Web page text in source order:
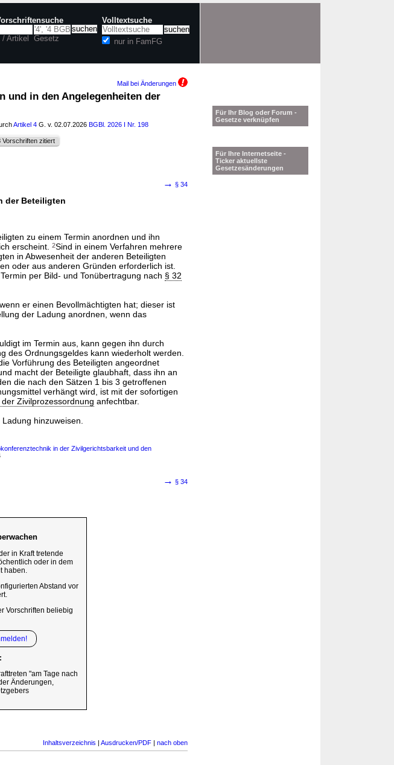
/ Artikel Gesetz
Volltextsuche
nur in FamFG
Mail bei Änderungen
und in den Angelegenheiten der
Artikel 4 G. v. 02.07.2026 BGBl. 2026 I Nr. 198
Vorschriften zitiert
→ § 34
der Beteiligten
zu einem Termin anordnen und ihn
erscheint.
2Sind in einem Verfahren mehrere
in Abwesenheit der anderen Beteiligten
oder aus anderen Gründen erforderlich ist.
per Bild- und Tonübertragung nach § 32
er einen Bevollmächtigten hat; dieser ist
der Ladung anordnen, wenn das
im Termin aus, kann gegen ihn durch
des Ordnungsgeldes kann wiederholt werden.
Vorführung des Beteiligten angeordnet
macht der Beteiligte glaubhaft, dass ihn an
die nach den Sätzen 1 bis 3 getroffenen
verhängt wird, ist mit der sofortigen
Zivilprozessordnung anfechtbar.
hinzuweisen.
in der Zivilgerichtsbarkeit und den
→ § 34
in Kraft tretende
oder in dem
haben.
Abstand vor
Vorschriften beliebig
"am Tage nach
Änderungen,
Inhaltsverzeichnis | Ausdrucken/PDF | nach oben
Für Ihr Blog oder Forum -
Gesetze verknüpfen
Für Ihre Internetseite -
Ticker aktuellste
Gesetzesänderungen